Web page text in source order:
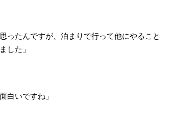
ったんですが、泊まりで行って他にやること
した」
白いですね」